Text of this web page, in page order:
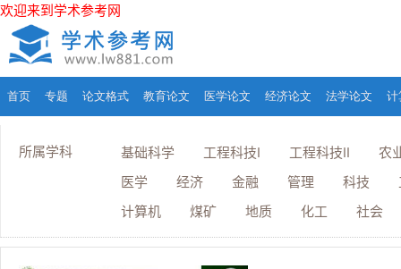
欢迎来到学术参考网
首页 专题 论文格式 教育论文 医学论文 经济论文 法学论文 计
所属学科 基础科学 工程科技I 工程科技II
农
医学
经济 金融 管理 科技
计算机
煤矿 地质 化工 社会